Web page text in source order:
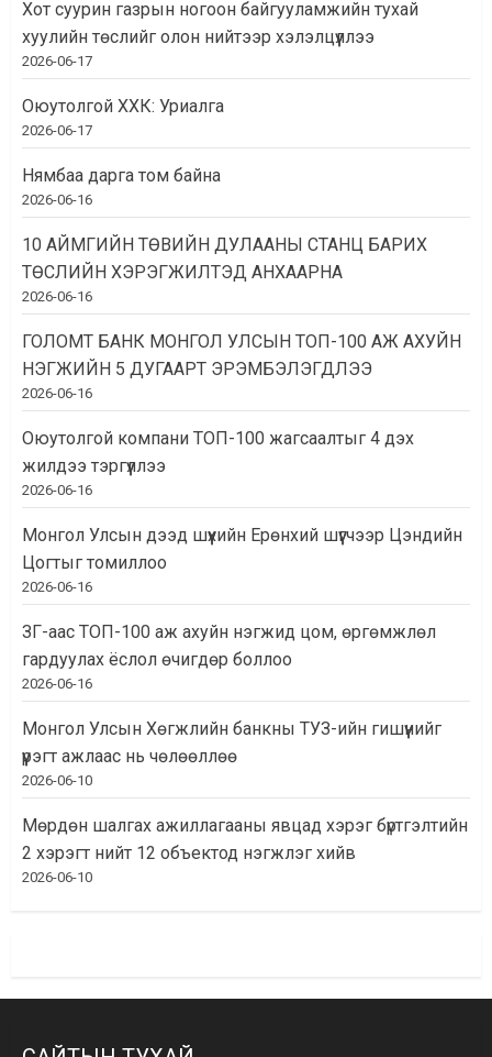
Хот суурин газрын ногоон байгууламжийн тухай
хуулийн төслийг олон нийтээр хэлэлцүүллээ
2026-06-17
Оюутолгой ХХК: Уриалга
2026-06-17
Нямбаа дарга том байна
2026-06-16
10 АЙМГИЙН ТӨВИЙН ДУЛААНЫ СТАНЦ БАРИХ
ТӨСЛИЙН ХЭРЭГЖИЛТЭД АНХААРНА
2026-06-16
ГОЛОМТ БАНК МОНГОЛ УЛСЫН ТОП-100 АЖ АХУЙН
НЭГЖИЙН 5 ДУГААРТ ЭРЭМБЭЛЭГДЛЭЭ
2026-06-16
Оюутолгой компани ТОП-100 жагсаалтыг 4 дэх
жилдээ тэргүүллээ
2026-06-16
Монгол Улсын дээд шүүхийн Ерөнхий шүүгчээр Цэндийн
Цогтыг томиллоо
2026-06-16
ЗГ-аас ТОП-100 аж ахуйн нэгжид цом, өргөмжлөл
гардуулах ёслол өчигдөр боллоо
2026-06-16
Монгол Улсын Хөгжлийн банкны ТУЗ-ийн гишүүнийг
үүрэгт ажлаас нь чөлөөллөө
2026-06-10
Мөрдөн шалгах ажиллагааны явцад хэрэг бүртгэлтийн
2 хэрэгт нийт 12 объектод нэгжлэг хийв
2026-06-10